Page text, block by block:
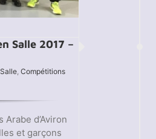
Salle 2017 –
, Compétitions
d’Aviron
et garçons